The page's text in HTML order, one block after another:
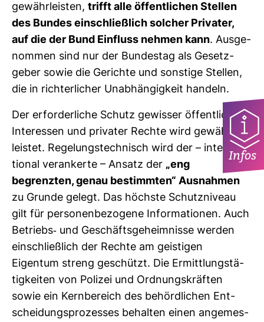
gewähr­leisten, trifft alle öffent­li­chen Stellen
des Bundes ein­schließ­lich sol­cher Pri­vater,
auf die der Bund Ein­fluss nehmen kann. Aus­ge­
nommen sind nur der Bun­destag als Gesetz­
geber sowie die Gerichte und sons­tige Stellen,
die in rich­ter­li­cher Unab­hän­gig­keit han­deln.
Der erfor­der­liche Schutz gewisser öffent­li­cher
Inter­essen und pri­vater Rechte wird gewähr­
leistet. Rege­lungs­tech­nisch wird der – inter­na­
tional ver­an­kerte – Ansatz der „eng
begrenzten, genau bestimmten“ Aus­nahmen
zu Grunde gelegt. Das höchste Schutz­ni­veau
gilt für per­so­nen­be­zo­gene Infor­ma­tionen. Auch
Betriebs-​ und Geschäfts­ge­heim­nisse werden
ein­schließ­lich der Rechte am geis­tigen
Eigentum streng geschützt. Die Ermitt­lungs­tä­
tig­keiten von Polizei und Ord­nungs­kräften
sowie ein Kern­be­reich des behörd­li­chen Ent­
schei­dungs­pro­zesses behalten einen ange­mes­
Infos